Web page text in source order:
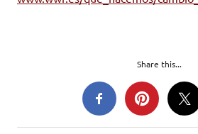
Share this...